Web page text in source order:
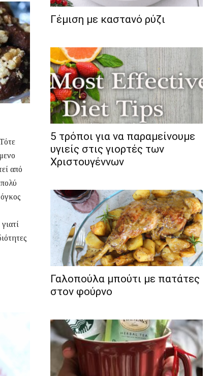
από
Γέμιση με καστανό ρύζι
5 τρόποι για να παραμείνουμε
υγιείς στις γιορτές των
Χριστουγέννων
Γαλοπούλα μπούτι με πατάτες
στον φούρνο